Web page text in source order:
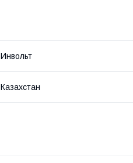
Инвольт
Казахстан